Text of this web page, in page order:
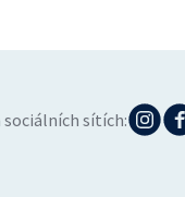
sociálních sítích: